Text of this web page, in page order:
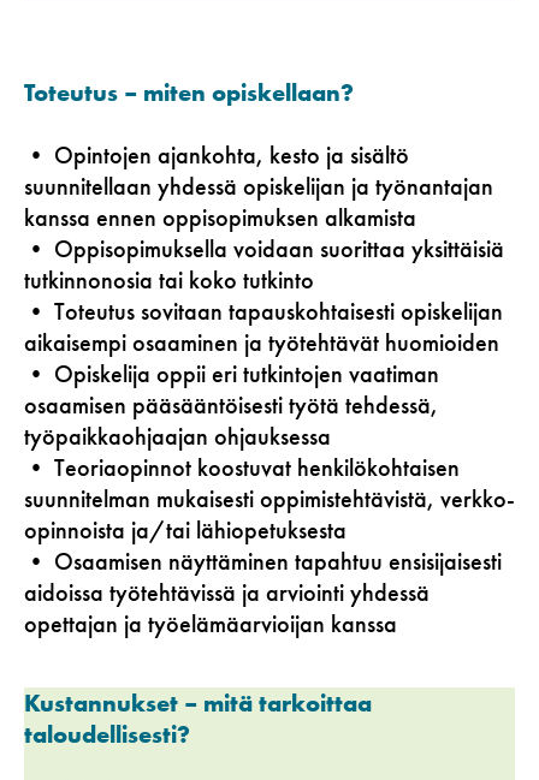
Toteutus – miten opiskellaan?
• Opintojen ajankohta, kesto ja sisältö
suunnitellaan yhdessä opiskelijan ja työnantajan
kanssa ennen oppisopimuksen alkamista
• Oppisopimuksella voidaan suorittaa yksittäisiä
tutkinnonosia tai koko tutkinto
• Toteutus sovitaan tapauskohtaisesti opiskelijan
aikaisempi osaaminen ja työtehtävät huomioiden
• Opiskelija oppii eri tutkintojen vaatiman
osaamisen pääsääntöisesti työtä tehdessä,
työpaikkaohjaajan ohjauksessa
• Teoriaopinnot koostuvat henkilökohtaisen
suunnitelman mukaisesti oppimistehtävistä, verkko-
opinnoista ja/tai lähiopetuksesta
• Osaamisen näyttäminen tapahtuu ensisijaisesti
aidoissa työtehtävissä ja arviointi yhdessä
opettajan ja työelämäarvioijan kanssa
Kustannukset – mitä tarkoittaa
taloudellisesti?